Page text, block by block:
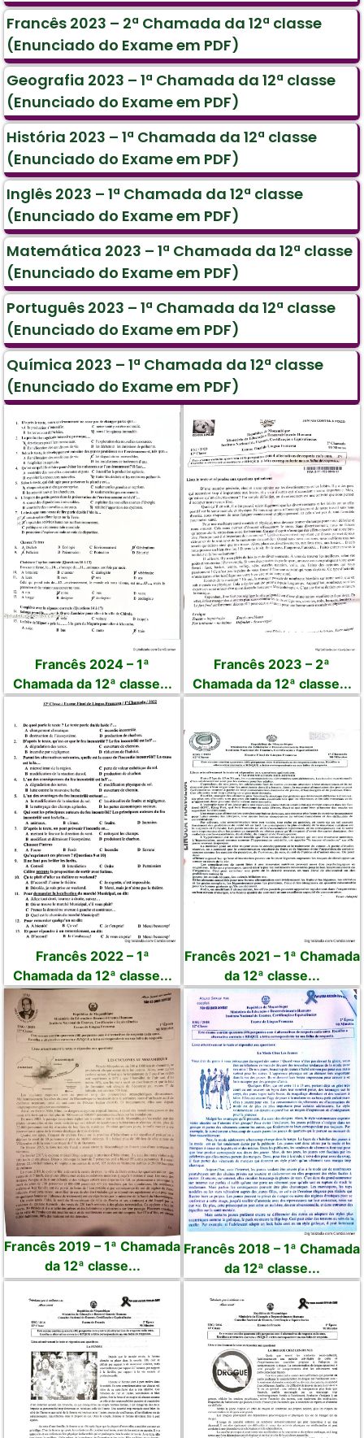
Francês 2023 – 2ª Chamada da 12ª classe
(Enunciado do Exame em PDF)
Geografia 2023 – 1ª Chamada da 12ª classe
(Enunciado do Exame em PDF)
História 2023 – 1ª Chamada da 12ª classe
(Enunciado do Exame em PDF)
Inglês 2023 – 1ª Chamada da 12ª classe
(Enunciado do Exame em PDF)
Matemática 2023 – 1ª Chamada da 12ª classe
(Enunciado do Exame em PDF)
Português 2023 – 1ª Chamada da 12ª classe
(Enunciado do Exame em PDF)
Química 2023 – 1ª Chamada da 12ª classe
(Enunciado do Exame em PDF)
Francês 2024 – 1ª
Chamada da 12ª classe...
Francês 2023 – 2ª
Chamada da 12ª classe...
Francês 2022 – 1ª
Chamada da 12ª classe...
Francês 2021 – 1ª Chamada
da 12ª classe...
Francês 2019 – 1ª Chamada
da 12ª classe...
Francês 2018 – 1ª Chamada
da 12ª classe...